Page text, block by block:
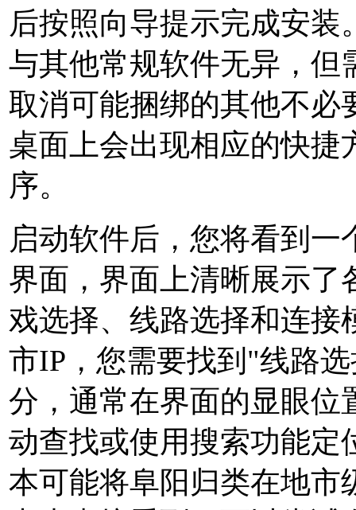
后按照向导提示完成安
与其他常规软件无异，但
取消可能捆绑的其他不必
桌面上会出现相应的快捷
序。
启动软件后，您将看到
界面，界面上清晰展示了
戏选择、线路选择和连接
市IP，您需要找到"线路
分，通常在界面的显眼位
动查找或使用搜索功能
本可能将阜阳归类在地市